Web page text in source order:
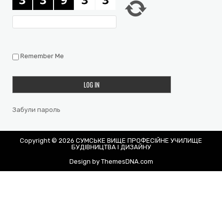
Remember Me
Забули пароль
Copyright © 2026 СУМСЬКЕ ВИЩЕ ПРОФЕСІЙНЕ УЧИЛИЩЕ
БУДІВНИЦТВА І ДИЗАЙНУ
Design by ThemesDNA.com